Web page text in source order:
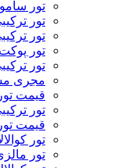
تور
تور
تور
تور
تور
مجری
قیمت تور
تور
قیمت تور
تور
تور